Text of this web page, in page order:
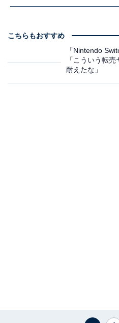
こちらもおすすめ
「Nintendo
「こういう転
耐えたな」